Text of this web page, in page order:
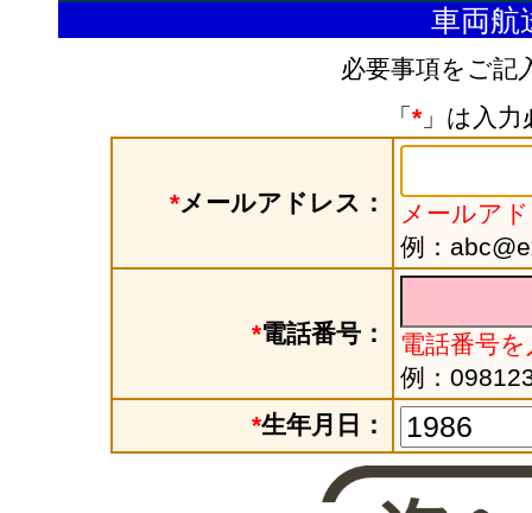
車両航
必要事項をご記
「 *」は入力
*メールアドレス：
メールア
例：
*電話番号：
電話番号
例：
*生年月日：